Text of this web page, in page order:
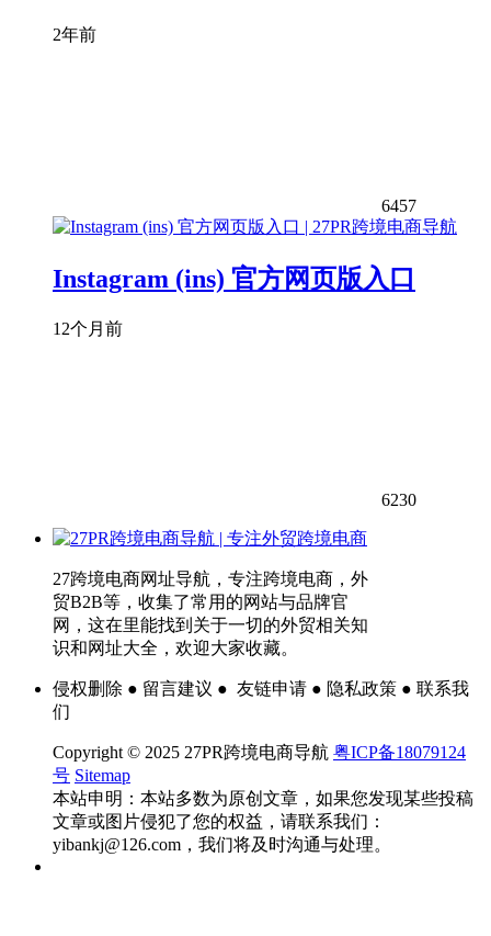
2年前
6457
Instagram (ins) 官方网页版入口
12个月前
6230
27跨境电商网址导航，专注跨境电商，外
贸B2B等，收集了常用的网站与品牌官
网，这在里能找到关于一切的外贸相关知
识和网址大全，欢迎大家收藏。
侵权删除 ● 留言建议 ● 友链申请 ● 隐私政策 ● 联系我
们
Copyright © 2025 27PR跨境电商导航 粤ICP备18079124
号 Sitemap
本站申明：本站多数为原创文章，如果您发现某些投稿
文章或图片侵犯了您的权益，请联系我们：
yibankj@126.com，我们将及时沟通与处理。